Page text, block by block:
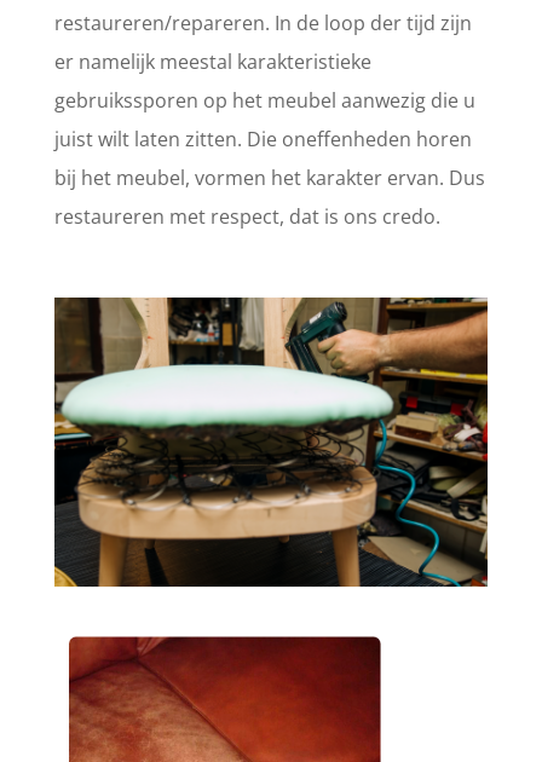
restaureren/repareren. In de loop der tijd zijn
er namelijk meestal karakteristieke
gebruikssporen op het meubel aanwezig die u
juist wilt laten zitten. Die oneffenheden horen
bij het meubel, vormen het karakter ervan. Dus
restaureren met respect, dat is ons credo.